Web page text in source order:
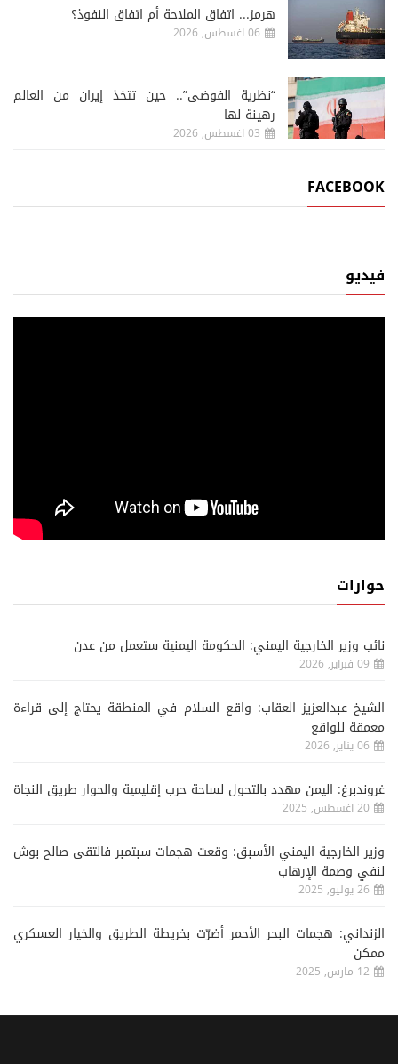
هرمز... اتفاق الملاحة أم اتفاق النفوذ؟
06 اغسطس, 2026
“نظرية الفوضى”.. حين تتخذ إيران من العالم
رهينة لها
03 اغسطس, 2026
FACEBOOK
فيديو
حوارات
نائب وزير الخارجية اليمني: الحكومة اليمنية ستعمل من عدن
09 فبراير, 2026
الشيخ عبدالعزيز العقاب: واقع السلام في المنطقة يحتاج إلى قراءة
معمقة للواقع
06 يناير, 2026
غروندبرغ: اليمن مهدد بالتحول لساحة حرب إقليمية والحوار طريق النجاة
20 اغسطس, 2025
وزير الخارجية اليمني الأسبق: وقعت هجمات سبتمبر فالتقى صالح بوش
لنفي وصمة الإرهاب
26 يوليو, 2025
الزنداني: هجمات البحر الأحمر أضرّت بخريطة الطريق والخيار العسكري
ممكن
12 مارس, 2025